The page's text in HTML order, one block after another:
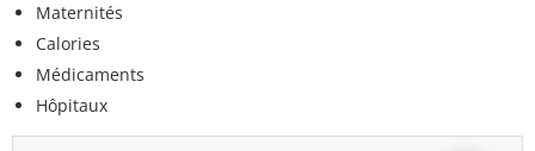
Maternités
Calories
Médicaments
Hôpitaux